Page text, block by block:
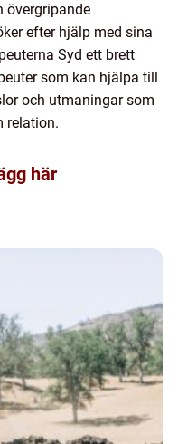
övergripande
efter hjälp med sina
Syd ett brett
som kan hjälpa till
och utmaningar som
relation.
här